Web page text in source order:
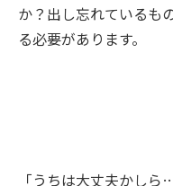
か？出し忘れているも
る必要があります。
「うちは大丈夫かし